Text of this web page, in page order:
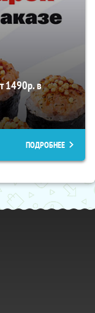
1490р. в
ПОДРОБНЕЕ